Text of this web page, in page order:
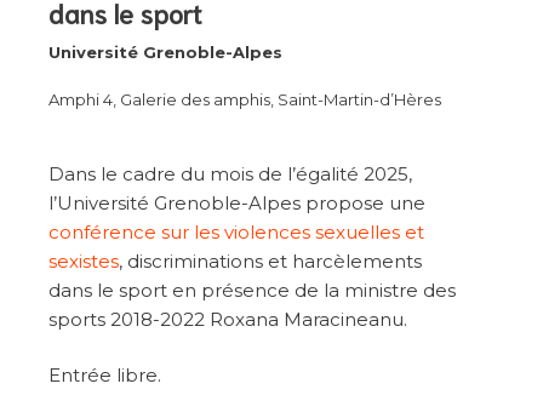
dans le sport
Université Grenoble-Alpes
Amphi 4, Galerie des amphis, Saint-Martin-d’Hères
Dans le cadre du mois de l’égalité 2025,
l’Université Grenoble-Alpes propose une
conférence sur les violences sexuelles et
sexistes, discriminations et harcèlements
dans le sport en présence de la ministre des
sports 2018-2022 Roxana Maracineanu.
Entrée libre.